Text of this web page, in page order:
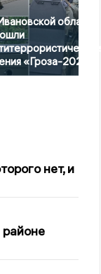
области
«Гроза-2026»
нет, и